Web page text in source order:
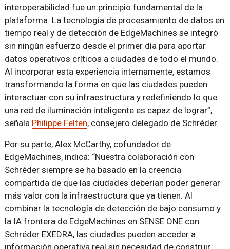
interoperabilidad fue un principio fundamental de la
plataforma. La tecnología de procesamiento de datos en
tiempo real y de detección de EdgeMachines se integró
sin ningún esfuerzo desde el primer día para aportar
datos operativos críticos a ciudades de todo el mundo.
Al incorporar esta experiencia internamente, estamos
transformando la forma en que las ciudades pueden
interactuar con su infraestructura y redefiniendo lo que
una red de iluminación inteligente es capaz de lograr”,
señala Philippe Felten, consejero delegado de Schréder.
Por su parte, Alex McCarthy, cofundador de
EdgeMachines, indica: “Nuestra colaboración con
Schréder siempre se ha basado en la creencia
compartida de que las ciudades deberían poder generar
más valor con la infraestructura que ya tienen. Al
combinar la tecnología de detección de bajo consumo y
la IA frontera de EdgeMachines en SENSE ONE con
Schréder EXEDRA, las ciudades pueden acceder a
información operativa real sin necesidad de construir